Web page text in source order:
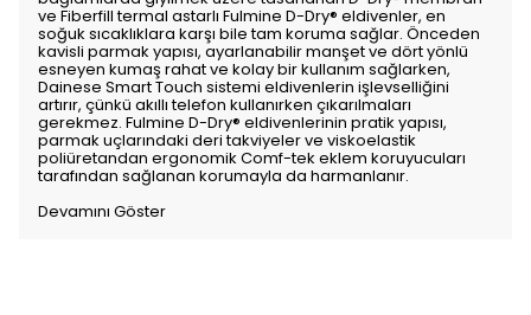
ve Fiberfill termal astarlı Fulmine D-Dry® eldivenler, en
soğuk sıcaklıklara karşı bile tam koruma sağlar. Önceden
kavisli parmak yapısı, ayarlanabilir manşet ve dört yönlü
esneyen kumaş rahat ve kolay bir kullanım sağlarken,
Dainese Smart Touch sistemi eldivenlerin işlevselliğini
artırır, çünkü akıllı telefon kullanırken çıkarılmaları
gerekmez. Fulmine D-Dry® eldivenlerinin pratik yapısı,
parmak uçlarındaki deri takviyeler ve viskoelastik
poliüretandan ergonomik Comf-tek eklem koruyucuları
tarafından sağlanan korumayla da harmanlanır.
Devamını Göster